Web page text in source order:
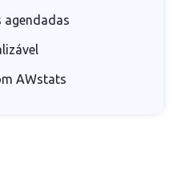
agendadas
AWstats